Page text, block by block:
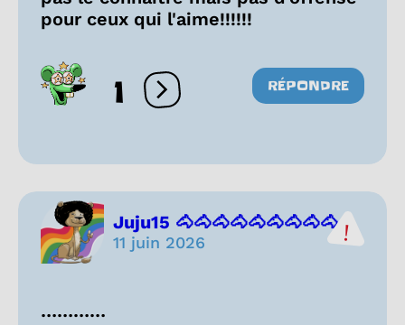
pour ceux qui l'aime!!!!!!
1 Ouvrir les réactions
RÉPONDRE
Juju15 🐴🐴🐴🐴🐴🐴🐴🐴🐴...
11 juin 2026
…………